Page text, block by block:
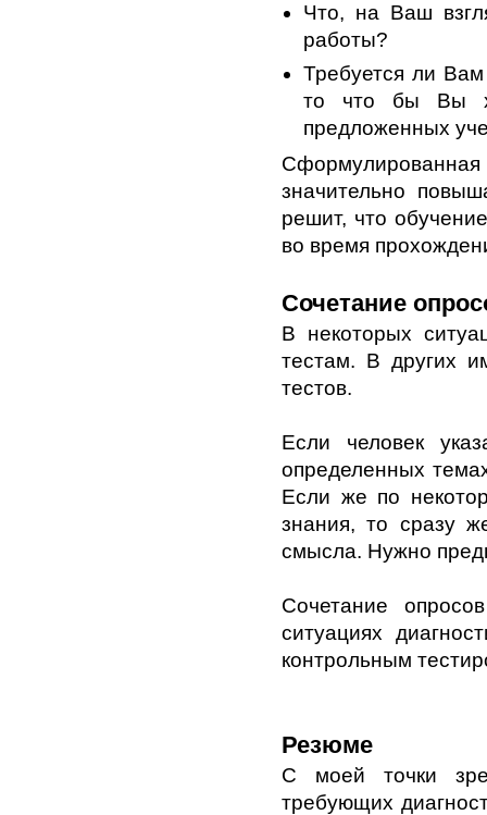
Что, на Ваш
работы?
Требуется ли
то что бы Вы
предложенных
значительно
решит, что
во время
Сочетание
В некоторых
тестам. В других
тестов.
Если человек
определенных
Если же по
знания, то сразу
смысла. Нужно
Сочетание
ситуациях
контрольным
Резюме
С моей точки
требующих